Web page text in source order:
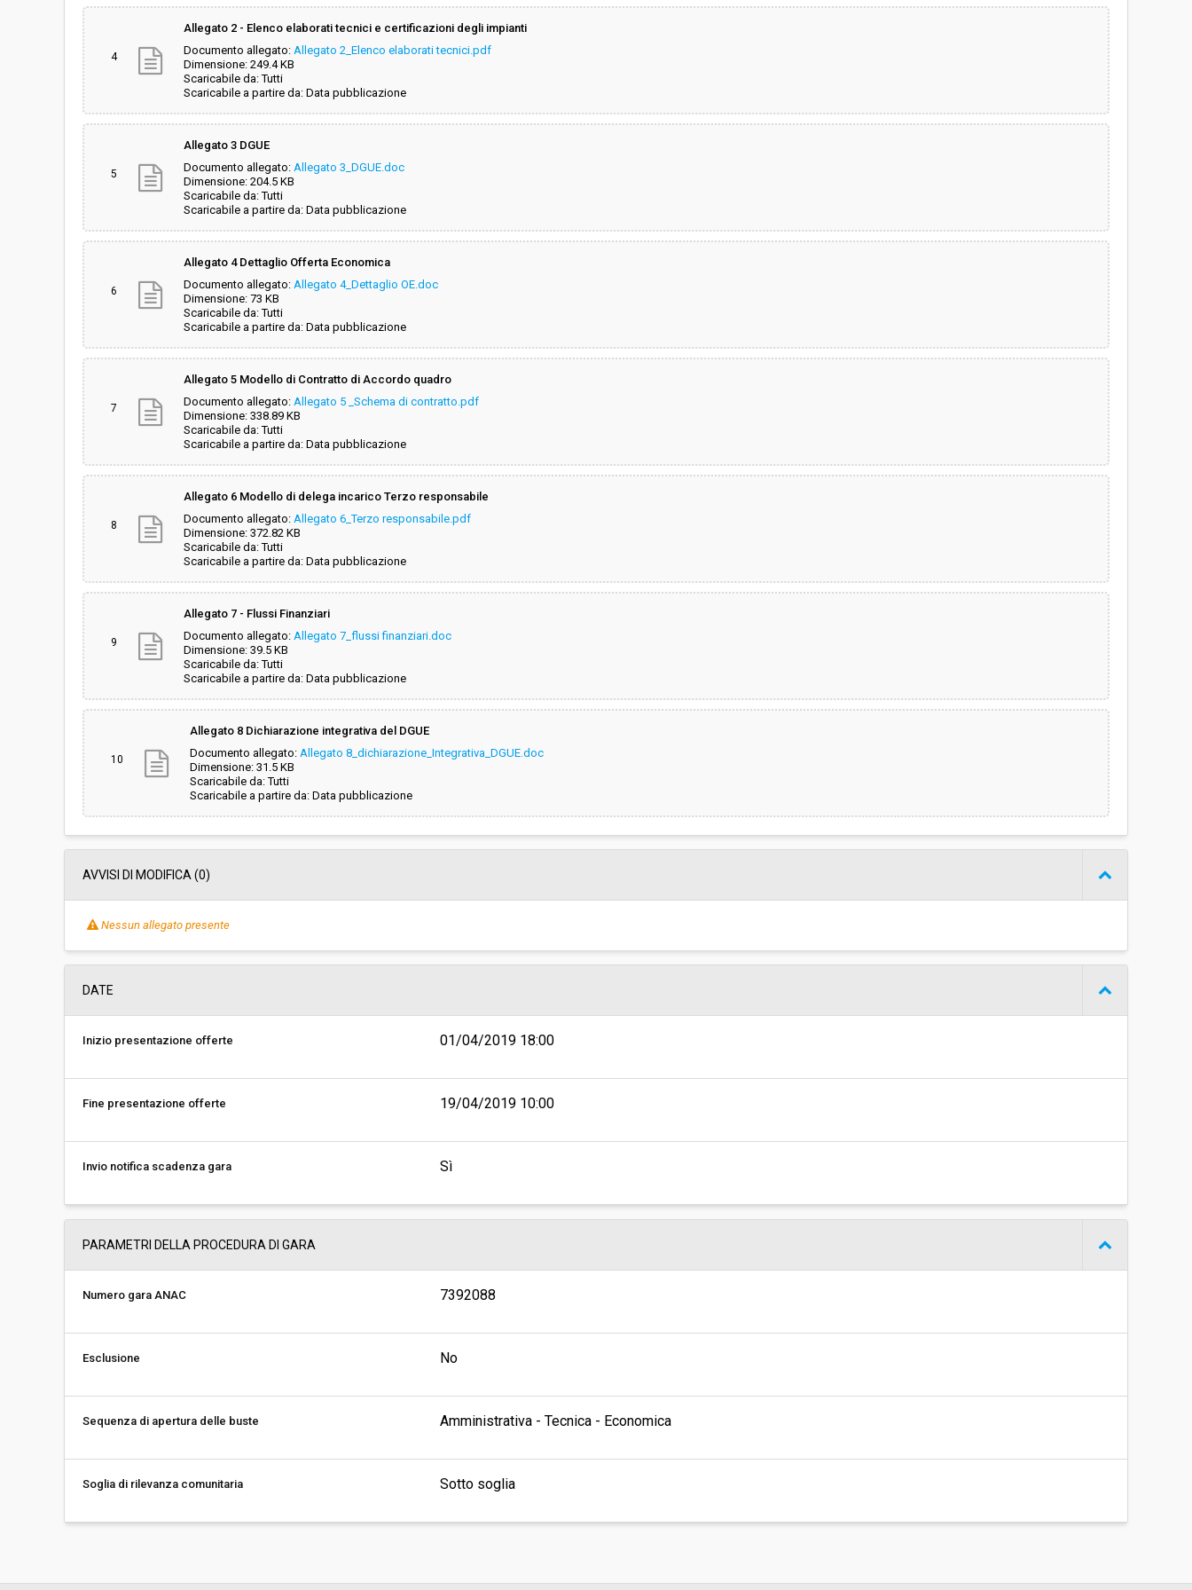
4
Allegato 2 - Elenco elaborati tecnici e certificazioni degli impianti
Documento allegato: Allegato 2_Elenco elaborati tecnici.pdf
Dimensione: 249.4 KB
Scaricabile da: Tutti
Scaricabile a partire da: Data pubblicazione
5
Allegato 3 DGUE
Documento allegato: Allegato 3_DGUE.doc
Dimensione: 204.5 KB
Scaricabile da: Tutti
Scaricabile a partire da: Data pubblicazione
6
Allegato 4 Dettaglio Offerta Economica
Documento allegato: Allegato 4_Dettaglio OE.doc
Dimensione: 73 KB
Scaricabile da: Tutti
Scaricabile a partire da: Data pubblicazione
7
Allegato 5 Modello di Contratto di Accordo quadro
Documento allegato: Allegato 5 _Schema di contratto.pdf
Dimensione: 338.89 KB
Scaricabile da: Tutti
Scaricabile a partire da: Data pubblicazione
8
Allegato 6 Modello di delega incarico Terzo responsabile
Documento allegato: Allegato 6_Terzo responsabile.pdf
Dimensione: 372.82 KB
Scaricabile da: Tutti
Scaricabile a partire da: Data pubblicazione
9
Allegato 7 - Flussi Finanziari
Documento allegato: Allegato 7_flussi finanziari.doc
Dimensione: 39.5 KB
Scaricabile da: Tutti
Scaricabile a partire da: Data pubblicazione
10
Allegato 8 Dichiarazione integrativa del DGUE
Documento allegato: Allegato 8_dichiarazione_Integrativa_DGUE.doc
Dimensione: 31.5 KB
Scaricabile da: Tutti
Scaricabile a partire da: Data pubblicazione
AVVISI DI MODIFICA (0)
Nessun allegato presente
DATE
Inizio presentazione offerte 01/04/2019 18:00
Fine presentazione offerte 19/04/2019 10:00
Invio notifica scadenza gara Sì
PARAMETRI DELLA PROCEDURA DI GARA
Numero gara ANAC 7392088
Esclusione No
Sequenza di apertura delle buste Amministrativa - Tecnica - Economica
Soglia di rilevanza comunitaria Sotto soglia